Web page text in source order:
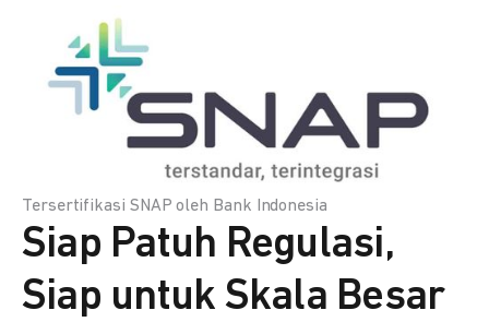
Tersertifikasi SNAP oleh Bank Indonesia
Siap Patuh Regulasi,
Siap untuk Skala Besar